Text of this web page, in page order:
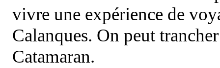
vivre une expérience de
Calanques. On peut
Catamaran.